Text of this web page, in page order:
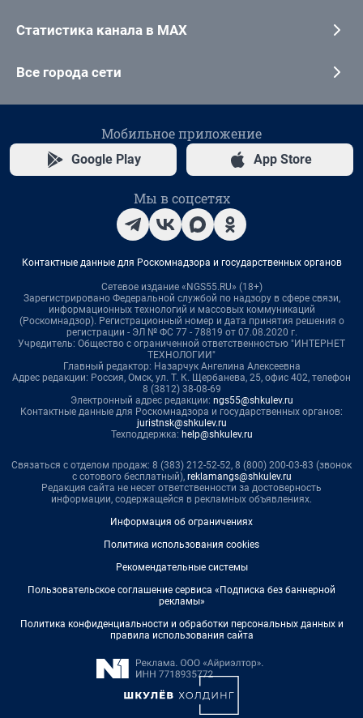
Статистика канала в MAX
Все города сети
Мобильное приложение
Google Play App Store
Мы в соцсетях
Контактные данные для Роскомнадзора и государственных органов
Сетевое издание «NGS55.RU» (18+)
Зарегистрировано Федеральной службой по надзору в сфере связи,
информационных технологий и массовых коммуникаций
(Роскомнадзор). Регистрационный номер и дата принятия решения о
регистрации - ЭЛ № ФС 77 - 78819 от 07.08.2020 г.
Учредитель: Общество с ограниченной ответственностью "ИНТЕРНЕТ
ТЕХНОЛОГИИ"
Главный редактор: Назарчук Ангелина Алексеевна
Адрес редакции: Россия, Омск, ул. Т. К. Щербанева, 25, офис 402, телефон
8 (3812) 38-08-69
Электронный адрес редакции: ngs55@shkulev.ru
Контактные данные для Роскомнадзора и государственных органов:
juristnsk@shkulev.ru
Техподдержка: help@shkulev.ru
Связаться с отделом продаж: 8 (383) 212-52-52, 8 (800) 200-03-83 (звонок
с сотового бесплатный), reklamangs@shkulev.ru
Редакция сайта не несет ответственности за достоверность
информации, содержащейся в рекламных объявлениях.
Информация об ограничениях
Политика использования cookies
Рекомендательные системы
Пользовательское соглашение сервиса «Подписка без баннерной
рекламы»
Политика конфиденциальности и обработки персональных данных и
правила использования сайта